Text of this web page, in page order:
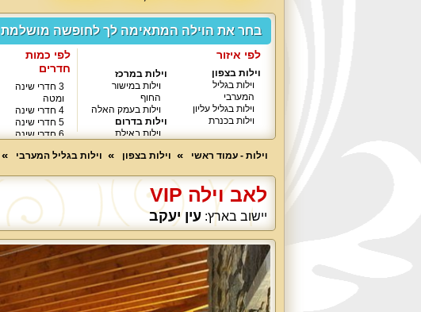
בחר את הוילה המתאימה לך לחופשה מושלמת
לפי איזור
וילות בצפון
וילות בגליל
המערבי
וילות בגליל עליון
וילות בכנרת
וילות במרכז
וילות במישור
החוף
וילות בעמק האלה
וילות בדרום
וילות באילת
לפי כמות
חדרים
3 חדרי שינה
ומטה
4 חדרי שינה
5 חדרי שינה
6 חדרי שינה
וילות - עמוד ראשי
וילות בצפון וילות בגליל המערבי
לאב וילה VIP
יישוב בארץ: עין יעקב